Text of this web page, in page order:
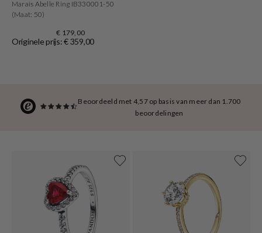
Beoordeeld met 4,57 op basis van meer dan 1.700
beoordelingen
Marais Abelle Ring IB330001-50
(Maat: 50)
€ 179,00
Originele prijs: € 359,00